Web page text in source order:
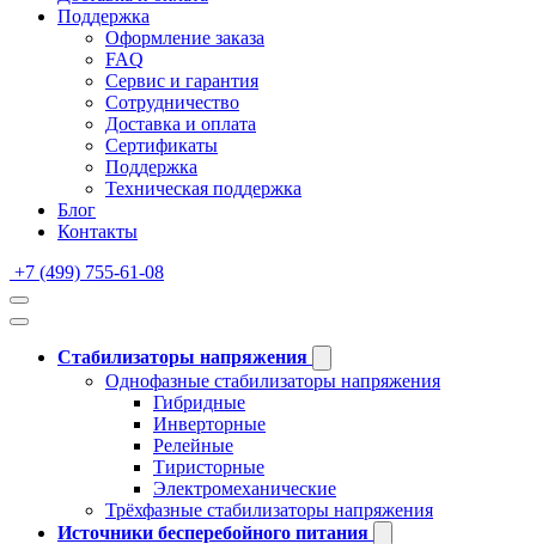
Поддержка
Оформление заказа
FAQ
Сервис и гарантия
Сотрудничество
Доставка и оплата
Сертификаты
Поддержка
Техническая поддержка
Блог
Контакты
+7 (499) 755-61-08
Стабилизаторы напряжения
Однофазные стабилизаторы напряжения
Гибридные
Инверторные
Релейные
Тиристорные
Электромеханические
Трёхфазные стабилизаторы напряжения
Источники бесперебойного питания